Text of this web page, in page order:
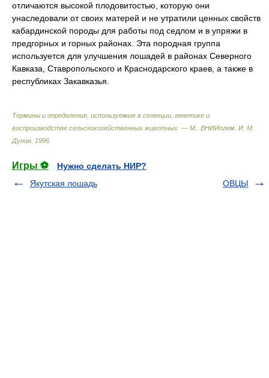
отличаются высокой плодовитостью, которую они
унаследовали от своих матерей и не утратили ценных свойств
кабардинской породы для работы под седлом и в упряжи в
предгорных и горных районах. Эта породная группа
используется для улучшения лошадей в районах Северного
Кавказа, Ставропольского и Краснодарского краев, а также в
республиках Закавказья.
Термины и определения, используемые в селекции, генетике и
воспроизводстве сельскохозяйственных животных. — М.: ВНИИплем И. М.
Дунин 1996
Игры ⚽
Нужно сделать НИР?
Якутская лошадь
ОВЦЫ